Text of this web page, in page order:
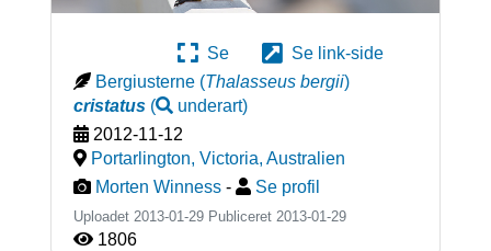
Se
Se link-side
Bergiusterne (Thalasseus bergii)
cristatus( underart)
2012-11-12
Portarlington, Victoria, Australien
Morten Winness - Se profil
Uploadet 2013-01-29 Publiceret 2013-01-29
1806